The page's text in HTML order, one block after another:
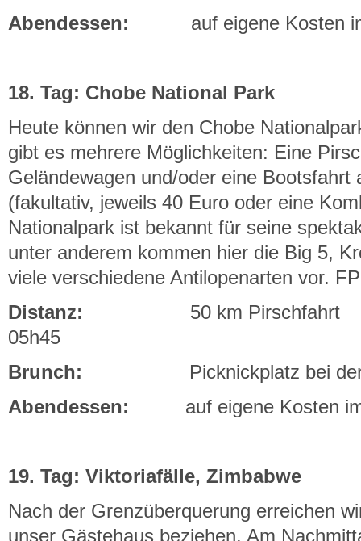
Abendessen: auf eigene Kosten im
18. Tag: Chobe National Park
Heute können wir den Chobe
gibt es mehrere Möglichkeiten: Eine
Geländewagen und/oder eine Bootsfahrt
(fakultativ, jeweils 40 Euro oder eine
Nationalpark ist bekannt für seine
unter anderem kommen hier die Big 5,
viele verschiedene Antilopenarten vor. FP
Distanz: 50 km
05h45
Brunch: Picknickplatz bei der
Abendessen: auf eigene Kosten im
19. Tag: Viktoriafälle, Zimbabwe
Nach der Grenzüberquerung erreichen
unser Gästehaus beziehen. Am